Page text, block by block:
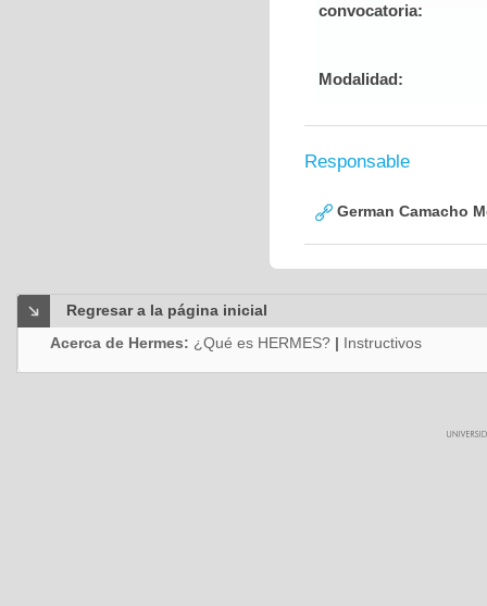
convocatoria:
Modalidad:
Responsable
German Camacho
Regresar a la página inicial
Acerca de Hermes: ¿Qué es HERMES? | Instructivos